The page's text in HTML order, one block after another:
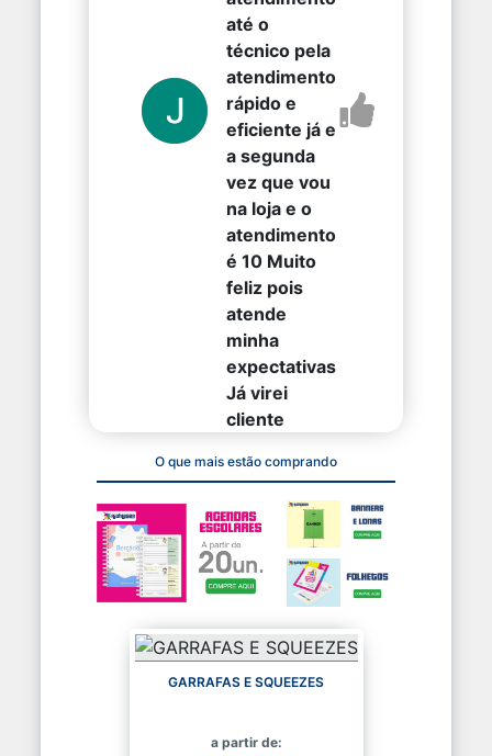
até o
técnico pela
atendimento
rápido e
eficiente já e
a segunda
vez que vou
na loja e o
atendimento
é 10 Muito
feliz pois
atende
minha
expectativas
Já virei
cliente
O que mais estão comprando
GARRAFAS E SQUEEZES
a partir de: